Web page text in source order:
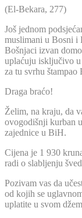
(El-Bekara, 277)
Još jednom
muslimani u Bosni i
Bošnjaci izvan
uplaćuju isključivo
za tu svrhu štampao
Draga braćo!
Želim, na kraju, da
ovogodišnji kurban
zajednice u BiH.
Cijena je 1 930
radi o slabljenju
Pozivam vas da
od kojih se
uplatite u svom